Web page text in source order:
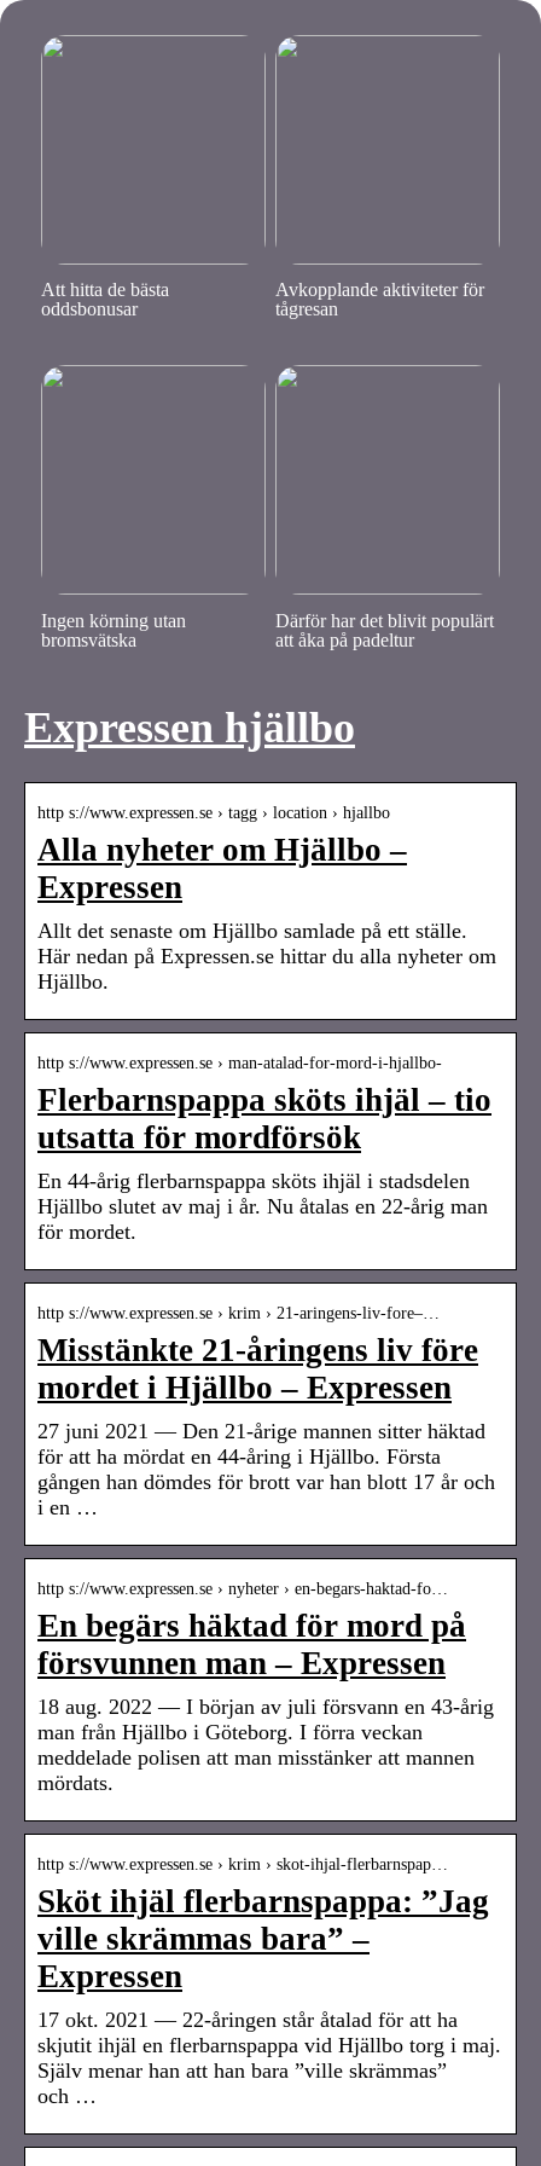
Att hitta de bästa
oddsbonusar
Avkopplande aktiviteter för
tågresan
Ingen körning utan
bromsvätska
Därför har det blivit populärt
att åka på padeltur
Expressen hjällbo
http s://www.expressen.se › tagg › location › hjallbo
Alla nyheter om Hjällbo –
Expressen
Allt det senaste om Hjällbo samlade på ett ställe.
Här nedan på Expressen.se hittar du alla nyheter om
Hjällbo.
http s://www.expressen.se › man-atalad-for-mord-i-hjallbo-
Flerbarnspappa sköts ihjäl – tio
utsatta för mordförsök
En 44-årig flerbarnspappa sköts ihjäl i stadsdelen
Hjällbo slutet av maj i år. Nu åtalas en 22-årig man
för mordet.
http s://www.expressen.se › krim › 21-aringens-liv-fore–…
Misstänkte 21-åringens liv före
mordet i Hjällbo – Expressen
27 juni 2021 — Den 21-årige mannen sitter häktad
för att ha mördat en 44-åring i Hjällbo. Första
gången han dömdes för brott var han blott 17 år och
i en …
http s://www.expressen.se › nyheter › en-begars-haktad-fo…
En begärs häktad för mord på
försvunnen man – Expressen
18 aug. 2022 — I början av juli försvann en 43-årig
man från Hjällbo i Göteborg. I förra veckan
meddelade polisen att man misstänker att mannen
mördats.
http s://www.expressen.se › krim › skot-ihjal-flerbarnspap…
Sköt ihjäl flerbarnspappa: ”Jag
ville skrämmas bara” –
Expressen
17 okt. 2021 — 22-åringen står åtalad för att ha
skjutit ihjäl en flerbarnspappa vid Hjällbo torg i maj.
Själv menar han att han bara ”ville skrämmas”
och …